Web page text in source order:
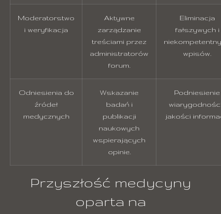
Moderatorstwo
i weryfikacja
Aktywne
zarządzanie
treściami przez
administratorów
forum.
Eliminacja
fałszywych i
wpisów.
Odniesienia do
źródeł
medycznych
Wskazanie
badań i
publikacji
naukowych
wspierających
opinie.
Podniesienie
jakości
Przyszłość medycyny
oparta na